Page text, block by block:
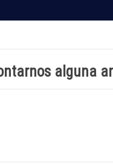
alguna